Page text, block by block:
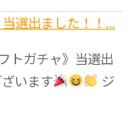
選出ました！！...
トガチャ》当選出
います
ジ